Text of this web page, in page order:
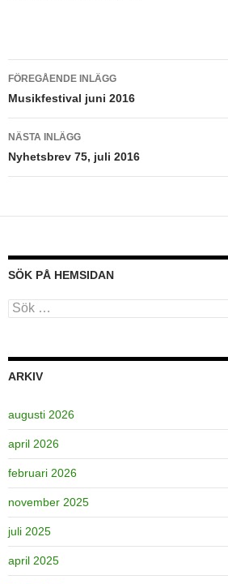
Inläggsnavigering
FÖREGÅENDE INLÄGG
Musikfestival juni 2016
NÄSTA INLÄGG
Nyhetsbrev 75, juli 2016
SÖK PÅ HEMSIDAN
Sök
efter:
ARKIV
augusti 2026
april 2026
februari 2026
november 2025
juli 2025
april 2025